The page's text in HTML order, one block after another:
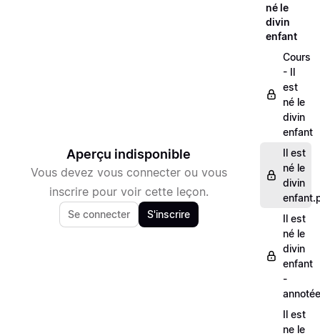
Aperçu indisponible
Vous devez vous connecter ou vous
inscrire pour voir cette leçon.
Se connecter S'inscrire
né le
divin
enfant
Cours
- Il
est
né le
divin
enfant
Il est
né le
divin
Il est
né le
divin
enfant
-
Il est
ne le